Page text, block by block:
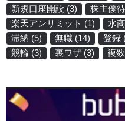
新規口座開設 (3) 株主優待
楽天アンリミット (1) 水
滞納 (5) 無職 (14) 登録
競輪 (3) 裏ワザ (3) 複